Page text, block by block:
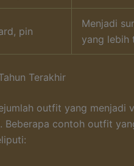
pin
Menjadi
yang lebih
Terakhir
outfit yang menjadi
Beberapa contoh outfit